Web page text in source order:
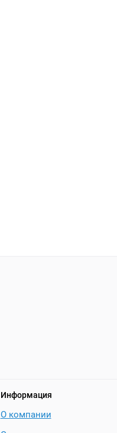
Информация
О компании